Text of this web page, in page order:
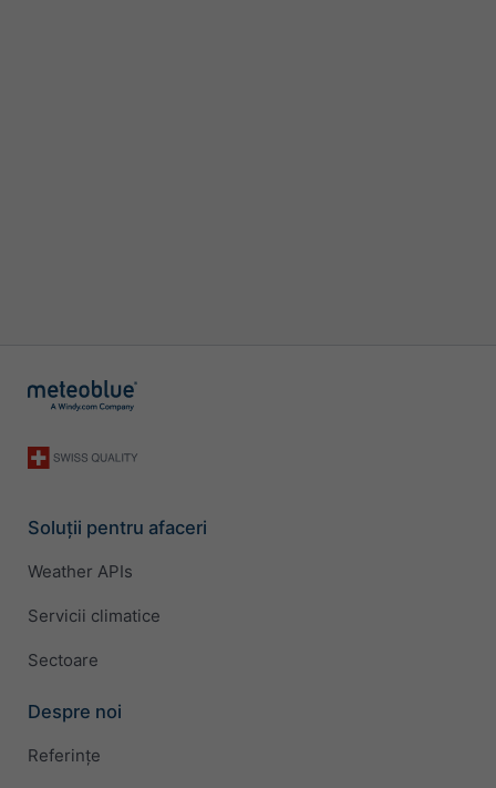
Soluții pentru afaceri
Weather APIs
Servicii climatice
Sectoare
Despre noi
Referințe